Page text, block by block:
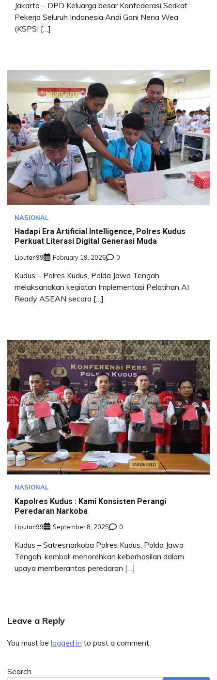
Jakarta – DPD Keluarga besar Konfederasi Serikat
Pekerja Seluruh Indonesia Andi Gani Nena Wea
(KSPSI […]
NASIONAL
Hadapi Era Artificial Intelligence, Polres Kudus
Perkuat Literasi Digital Generasi Muda
Liputan99 February 19, 2026 0
Kudus – Polres Kudus, Polda Jawa Tengah
melaksanakan kegiatan Implementasi Pelatihan AI
Ready ASEAN secara […]
NASIONAL
Kapolres Kudus : Kami Konsisten Perangi
Peredaran Narkoba
Liputan99 September 8, 2025 0
Kudus – Satresnarkoba Polres Kudus, Polda Jawa
Tengah, kembali menorehkan keberhasilan dalam
upaya memberantas peredaran […]
Leave a Reply
You must be logged in to post a comment.
Search